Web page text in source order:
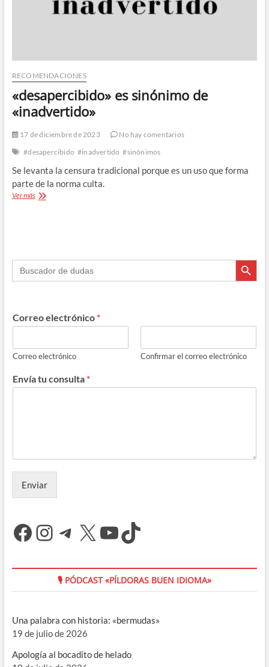
RECOMENDACIONES
«desapercibido» es sinónimo de
«inadvertido»
17 de diciembre de 2023
No hay comentarios
#desapercibido #inadvertido #sinónimos
Se levanta la censura tradicional porque es un uso que forma
parte de la norma culta.
Ver más«desapercibido»
Buscar: Botón de
Correo electrónico *
Correo electrónico Confirmar el correo electrónico
Envía tu consulta *
Enviar
Facebook
Instagram
Telegram
X YouTube
TikTok
🎙 PÓDCAST «PÍLDORAS BUEN IDIOMA»
Una palabra con historia: «bermudas»
19 de julio de 2026
Apología al bocadito de helado